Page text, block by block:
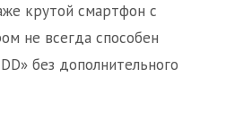
крутой смартфон с
не всегда способен
без дополнительного